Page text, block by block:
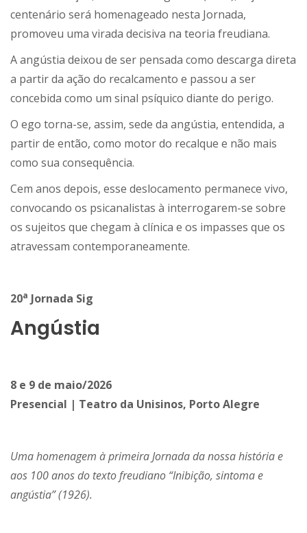
centenário será homenageado nesta Jornada,
promoveu uma virada decisiva na teoria freudiana.
A angústia deixou de ser pensada como descarga direta
a partir da ação do recalcamento e passou a ser
concebida como um sinal psíquico diante do perigo.
O ego torna-se, assim, sede da angústia, entendida, a
partir de então, como motor do recalque e não mais
como sua consequência.
Cem anos depois, esse deslocamento permanece vivo,
convocando os psicanalistas à interrogarem-se sobre
os sujeitos que chegam à clínica e os impasses que os
atravessam contemporaneamente.
20a Jornada Sig
Angústia
8 e 9 de maio/2026
Presencial | Teatro da Unisinos, Porto Alegre
Uma homenagem à primeira Jornada da nossa história e
aos 100 anos do texto freudiano “Inibição, sintoma e
angústia” (1926).